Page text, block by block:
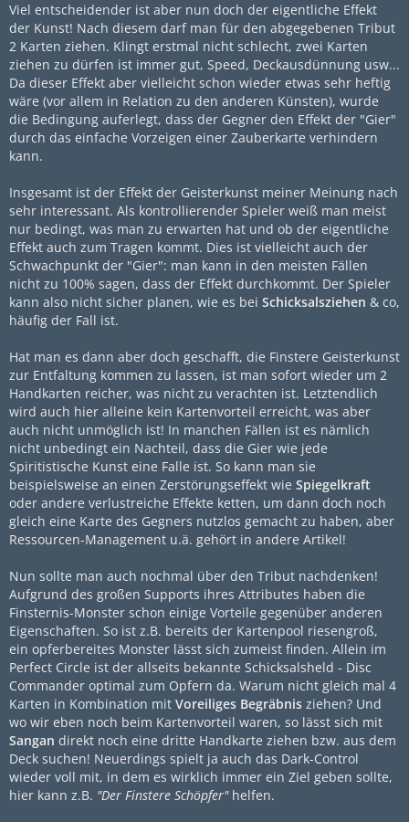
Viel entscheidender ist aber nun doch der eigentliche Effekt
der Kunst! Nach diesem darf man für den abgegebenen Tribut
2 Karten ziehen. Klingt erstmal nicht schlecht, zwei Karten
ziehen zu dürfen ist immer gut, Speed, Deckausdünnung usw...
Da dieser Effekt aber vielleicht schon wieder etwas sehr heftig
wäre (vor allem in Relation zu den anderen Künsten), wurde
die Bedingung auferlegt, dass der Gegner den Effekt der "Gier"
durch das einfache Vorzeigen einer Zauberkarte verhindern
kann.
Insgesamt ist der Effekt der Geisterkunst meiner Meinung nach
sehr interessant. Als kontrollierender Spieler weiß man meist
nur bedingt, was man zu erwarten hat und ob der eigentliche
Effekt auch zum Tragen kommt. Dies ist vielleicht auch der
Schwachpunkt der "Gier": man kann in den meisten Fällen
nicht zu 100% sagen, dass der Effekt durchkommt. Der Spieler
kann also nicht sicher planen, wie es bei Schicksalsziehen & co,
häufig der Fall ist.
Hat man es dann aber doch geschafft, die Finstere Geisterkunst
zur Entfaltung kommen zu lassen, ist man sofort wieder um 2
Handkarten reicher, was nicht zu verachten ist. Letztendlich
wird auch hier alleine kein Kartenvorteil erreicht, was aber
auch nicht unmöglich ist! In manchen Fällen ist es nämlich
nicht unbedingt ein Nachteil, dass die Gier wie jede
Spiritistische Kunst eine Falle ist. So kann man sie
beispielsweise an einen Zerstörungseffekt wie Spiegelkraft
oder andere verlustreiche Effekte ketten, um dann doch noch
gleich eine Karte des Gegners nutzlos gemacht zu haben, aber
Ressourcen-Management u.ä. gehört in andere Artikel!
Nun sollte man auch nochmal über den Tribut nachdenken!
Aufgrund des großen Supports ihres Attributes haben die
Finsternis-Monster schon einige Vorteile gegenüber anderen
Eigenschaften. So ist z.B. bereits der Kartenpool riesengroß,
ein opferbereites Monster lässt sich zumeist finden. Allein im
Perfect Circle ist der allseits bekannte Schicksalsheld - Disc
Commander optimal zum Opfern da. Warum nicht gleich mal 4
Karten in Kombination mit Voreiliges Begräbnis ziehen? Und
wo wir eben noch beim Kartenvorteil waren, so lässt sich mit
Sangan direkt noch eine dritte Handkarte ziehen bzw. aus dem
Deck suchen! Neuerdings spielt ja auch das Dark-Control
wieder voll mit, in dem es wirklich immer ein Ziel geben sollte,
hier kann z.B. "Der Finstere Schöpfer"helfen.